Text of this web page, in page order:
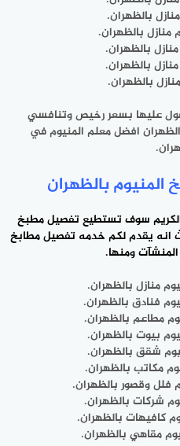
بالظهران.
بالظهران.
بالظهران.
بالظهران.
بالظهران.
عليها بسعر رخيص وتنافسي
افضل معلم المنيوم في
بالظهران
الكريم سوف تستطيع تفصيل مطبخ
انه يقدم لكم خدمه تفصيل مطابخ
ومنها.
منازل بالظهران.
فنادق بالظهران.
مطاعم بالظهران.
بيوت بالظهران.
شقق بالظهران.
مكاتب بالظهران.
فلل وقصور بالظهران.
شركات بالظهران.
كافيهات بالظهران.
مقاهي بالظهران.